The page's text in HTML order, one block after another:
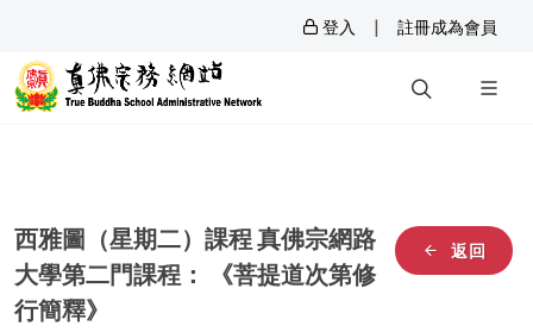
登入 | 註冊成為會員
返回
西雅圖（星期二）課程 真佛宗網路
大學第二門課程： 《菩提道次第修
行簡釋》